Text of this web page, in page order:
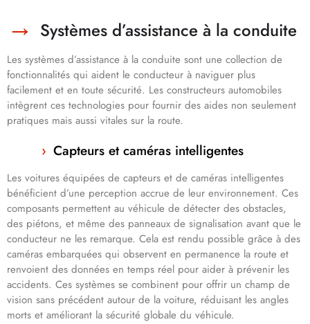
Systèmes d’assistance à la conduite
Les systèmes d’assistance à la conduite sont une collection de
fonctionnalités qui aident le conducteur à naviguer plus
facilement et en toute sécurité. Les constructeurs automobiles
intègrent ces technologies pour fournir des aides non seulement
pratiques mais aussi vitales sur la route.
Capteurs et caméras intelligentes
Les voitures équipées de capteurs et de caméras intelligentes
bénéficient d’une perception accrue de leur environnement. Ces
composants permettent au véhicule de détecter des obstacles,
des piétons, et même des panneaux de signalisation avant que le
conducteur ne les remarque. Cela est rendu possible grâce à des
caméras embarquées qui observent en permanence la route et
renvoient des données en temps réel pour aider à prévenir les
accidents. Ces systèmes se combinent pour offrir un champ de
vision sans précédent autour de la voiture, réduisant les angles
morts et améliorant la sécurité globale du véhicule.